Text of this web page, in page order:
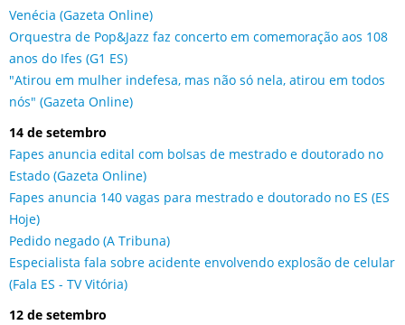
Venécia (Gazeta Online)
Orquestra de Pop&Jazz faz concerto em comemoração aos 108
anos do Ifes (G1 ES)
"Atirou em mulher indefesa, mas não só nela, atirou em todos
nós" (Gazeta Online)
14 de setembro
Fapes anuncia edital com bolsas de mestrado e doutorado no
Estado (Gazeta Online)
Fapes anuncia 140 vagas para mestrado e doutorado no ES (ES
Hoje)
Pedido negado (A Tribuna)
Especialista fala sobre acidente envolvendo explosão de celular
(Fala ES - TV Vitória)
12 de setembro